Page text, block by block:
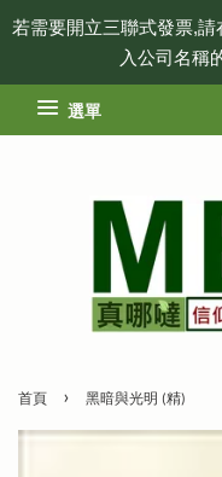
若需要開立三聯式發票,
入公司名稱
選單
首頁 › 黑暗與光明 (精)